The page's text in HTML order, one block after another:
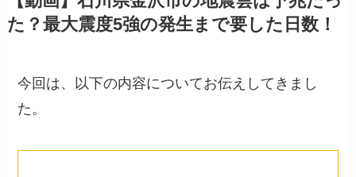
た？最大震度5強の発生まで要した日数！
今回は、以下の内容についてお伝えしてきまし
た。